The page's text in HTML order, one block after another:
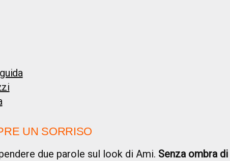
UN SORRISO
due parole sul look di Ami. Senza ombra di